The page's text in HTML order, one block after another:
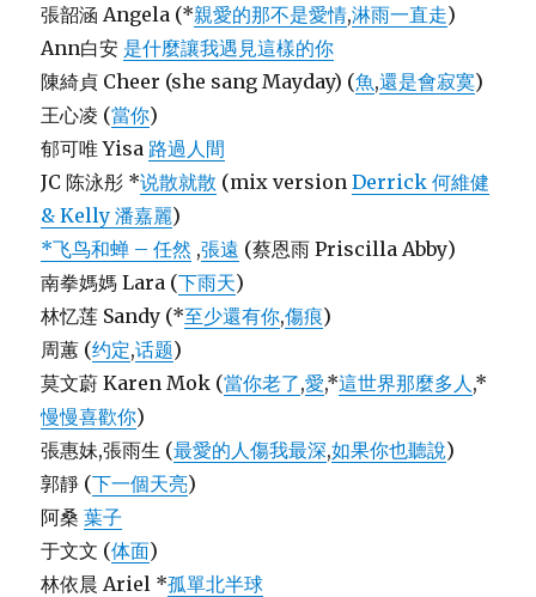
張韶涵 Angela (*親愛的那不是愛情,淋雨一直走)
Ann白安 是什麼讓我遇見這樣的你
陳綺貞 Cheer (she sang Mayday) (魚,還是會寂寞)
王心凌 (當你)
郁可唯 Yisa 路過人間
JC 陈泳彤 *说散就散 (mix versionDerrick 何維健
& Kelly 潘嘉麗)
*飞鸟和蝉 – 任然 ,張遠 (蔡恩雨 Priscilla Abby)
南拳媽媽 Lara (下雨天)
林忆莲 Sandy (*至少還有你,傷痕)
周蕙 (约定,话题)
莫文蔚 Karen Mok (當你老了,愛,*這世界那麼多人 ,*
慢慢喜歡你)
張惠妹,張雨生 (最愛的人傷我最深,如果你也聽說)
郭靜 (下一個天亮)
阿桑葉子
于文文 (体面)
林依晨 Ariel *孤單北半球